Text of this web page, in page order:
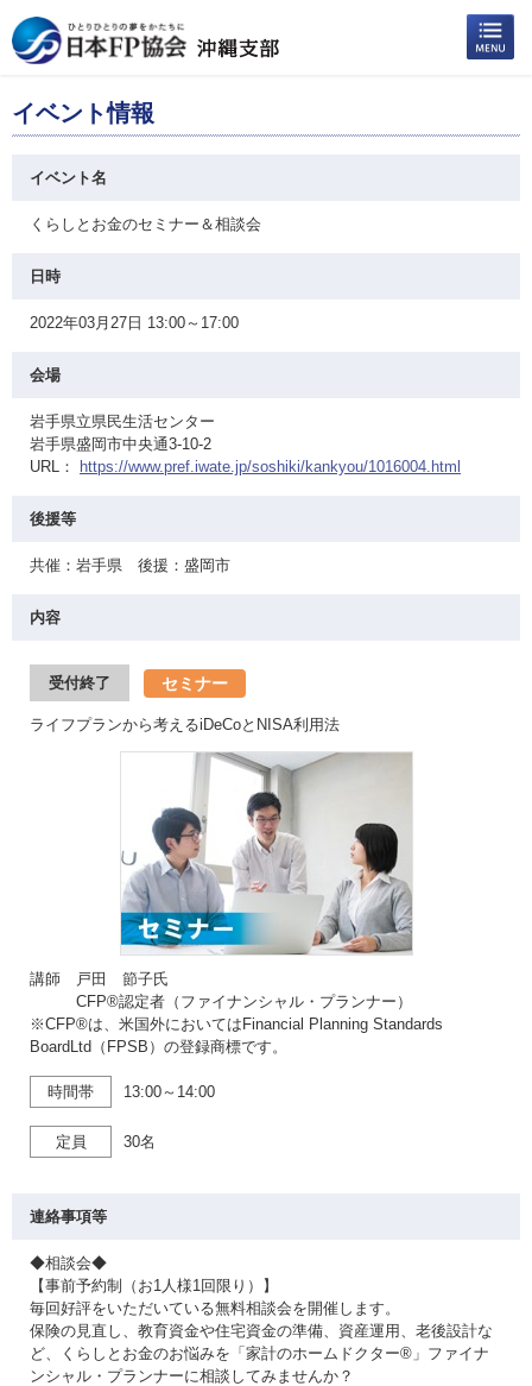
イベント情報
イベント名
くらしとお金のセミナー＆相談会
日時
2022年03月27日 13:00～17:00
会場
岩手県立県民生活センター
岩手県盛岡市中央通3-10-2
URL：
https://www.pref.iwate.jp/soshiki/kankyou/1016004.html
後援等
共催：岩手県 後援：盛岡市
内容
受付終了 セミナー
ライフプランから考えるiDeCoとNISA利用法
講師 戸田 節子氏
CFP®認定者（ファイナンシャル・プランナー）
※CFP®は、米国外においてはFinancial Planning Standards
BoardLtd（FPSB）の登録商標です。
時間帯 13:00～14:00
定員 30名
連絡事項等
◆相談会◆
【事前予約制（お1人様1回限り）】
毎回好評をいただいている無料相談会を開催します。
保険の見直し、教育資金や住宅資金の準備、資産運用、老後設計な
ど、くらしとお金のお悩みを「家計のホームドクター®」ファイナ
ンシャル・プランナーに相談してみませんか？